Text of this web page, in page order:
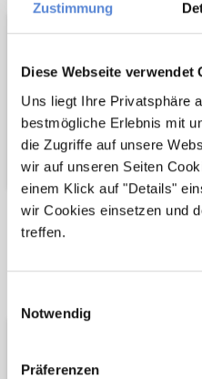
Zustimmung
Diese Webseite verwendet
Uns liegt Ihre Privatsphäre
bestmögliche Erlebnis mit
die Zugriffe auf unsere
wir auf unseren Seiten
einem Klick auf "Details"
wir Cookies einsetzen und
treffen.
Notwendig
Präferenzen